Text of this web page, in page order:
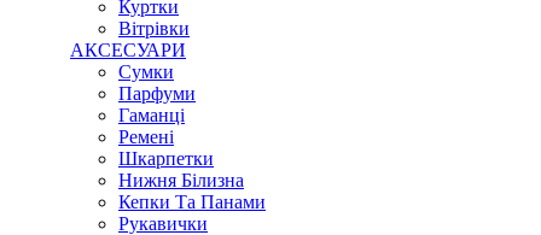
Куртки
Вітрівки
АКСЕСУАРИ
Сумки
Парфуми
Гаманці
Ремені
Шкарпетки
Нижня Білизна
Кепки Та Панами
Рукавички